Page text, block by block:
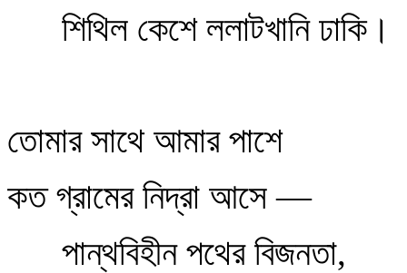
শিথিল কেশে ললাটখানি ঢাকি।
তোমার সাথে আমার পাশে
কত গ্রামের নিদ্রা আসে —
পান্থবিহীন পথের বিজনতা,